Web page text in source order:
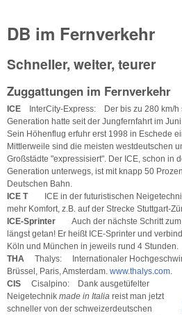
DB im Fernverkehr
Schneller, weiter, teurer
Zuggattungen im Fernverkehr
ICE
InterCity-Express: Der bis zu 280 km/h
Generation hatte seit der Jungfernfahrt im
Sein Höhenflug erfuhr erst 1998 in Eschede
Mittlerweile sind die meisten westdeutschen
Großstädte "expressisiert". Der ICE, schon in
Generation unterwegs, ist mit knapp 50
Deutschen Bahn.
ICE T
ICE in der futuristischen
mehr Komfort, z.B. auf der Strecke Stuttgart-
ICE-Sprinter Auch der nächste Schritt zum
längst getan! Er heißt ICE-Sprinter und
Köln und München in jeweils rund 4 Stunden.
THA Thalys: Internationaler
Brüssel, Paris, Amsterdam. www.thalys.com.
CIS Cisalpino: Dank ausgetüfelter
Neigetechnik made in Italia reist man jetzt
schneller von der schweizerdeutschen